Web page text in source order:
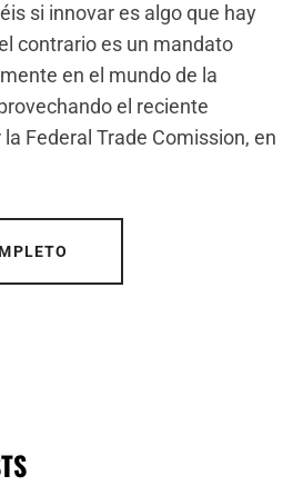
si innovar es algo que hay
contrario es un mandato
en el mundo de la
el reciente
Federal Trade Comission, en